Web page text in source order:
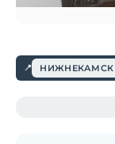
НИЖНЕКАМСК